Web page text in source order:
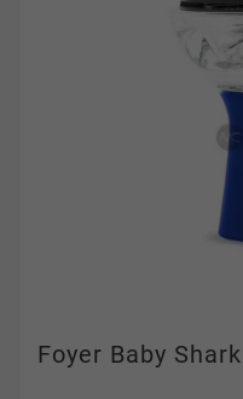
Foyer Baby Shark